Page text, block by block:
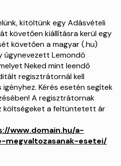
kitöltünk egy Adásvételi
követően kiállításra kerül egy
követően a magyar (.hu)
úgynevezett Lemondó
Neked mint leendő
regisztrátornál kell
Kérés esetén segítek
A regisztrátornak
költségeket a feltüntetett ár
www.domain.hu/a-
megvaltozasanak-esetei/